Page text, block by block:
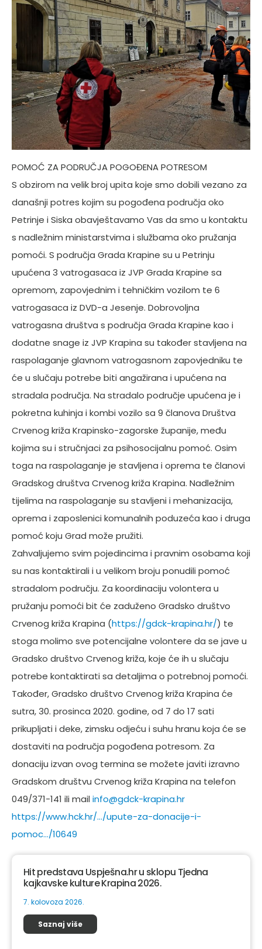
POMOĆ ZA PODRUČJA POGOĐENA POTRESOM
S obzirom na velik broj upita koje smo dobili vezano za
današnji potres kojim su pogođena područja oko
Petrinje i Siska obavještavamo Vas da smo u kontaktu
s nadležnim ministarstvima i službama oko pružanja
pomoći. S područja Grada Krapine su u Petrinju
upućena 3 vatrogasaca iz JVP Grada Krapine sa
opremom, zapovjednim i tehničkim vozilom te 6
vatrogasaca iz DVD-a Jesenje. Dobrovoljna
vatrogasna društva s područja Grada Krapine kao i
dodatne snage iz JVP Krapina su također stavljena na
raspolaganje glavnom vatrogasnom zapovjedniku te
će u slučaju potrebe biti angažirana i upućena na
stradala područja. Na stradalo područje upućena je i
pokretna kuhinja i kombi vozilo sa 9 članova Društva
Crvenog križa Krapinsko-zagorske županije, među
kojima su i stručnjaci za psihosocijalnu pomoć. Osim
toga na raspolaganje je stavljena i oprema te članovi
Gradskog društva Crvenog križa Krapina. Nadležnim
tijelima na raspolaganje su stavljeni i mehanizacija,
oprema i zaposlenici komunalnih poduzeća kao i druga
pomoć koju Grad može pružiti.
Zahvaljujemo svim pojedincima i pravnim osobama koji
su nas kontaktirali i u velikom broju ponudili pomoć
stradalom području. Za koordinaciju volontera u
pružanju pomoći bit će zaduženo Gradsko društvo
Crvenog križa Krapina (https://gdck-krapina.hr/) te
stoga molimo sve potencijalne volontere da se jave u
Gradsko društvo Crvenog križa, koje će ih u slučaju
potrebe kontaktirati sa detaljima o potrebnoj pomoći.
Također, Gradsko društvo Crvenog križa Krapina će
sutra, 30. prosinca 2020. godine, od 7 do 17 sati
prikupljati i deke, zimsku odjeću i suhu hranu koja će se
dostaviti na područja pogođena potresom. Za
donaciju izvan ovog termina se možete javiti izravno
Gradskom društvu Crvenog križa Krapina na telefon
049/371-141 ili mail info@gdck-krapina.hr
https://www.hck.hr/…/upute-za-donacije-i-
pomoc…/10649
Hit predstava Uspješna.hr u sklopu Tjedna
kajkavske kulture Krapina 2026.
7. kolovoza 2026.
Saznaj više